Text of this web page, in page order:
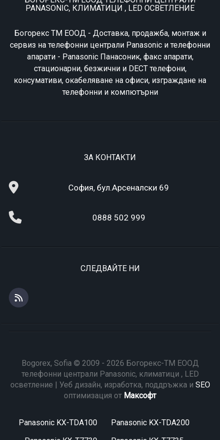
PANASONIC, КЛИМАТИЦИ , LED ОСВЕТЛЕНИЕ
Богорекс ТМ ЕООД - Доставка, продажба, монтаж и
сервиз на телефонни централи Panasonic и телефонни
апарати - Panasonic Панасоник, факс апарати,
стационарни, безжични и DECT телефони,
консумативи, окабеляване на офиси, изграждане на
телефонни и компютърни
ЗА КОНТАКТИ
София, бул.Арсеналски 69
0888 502 999
СЛЕДВАЙТЕ НИ
Bogorex, Sofia © 2009 - 2026 Богорекс-ТМ ЕООД
телефонни централи Panasonic, климатици , LED
осветление | Уеб дизайн, изработка, поддръжка и SEO
оптимизация от Максофт
Panasonic KX-TDA100
Panasonic KX-TDA200